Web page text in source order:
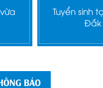
Tuyển sinh
Đắk
BÁO